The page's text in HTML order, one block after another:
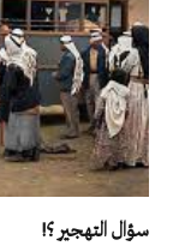
سؤال التهجير ؟!